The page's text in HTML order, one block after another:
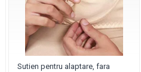
Sutien pentru alaptare, fara